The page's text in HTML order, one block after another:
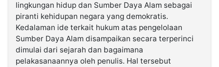
lingkungan hidup dan Sumber Daya Alam sebagai
piranti kehidupan negara yang demokratis.
Kedalaman ide terkait hukum atas pengelolaan
Sumber Daya Alam disampaikan secara terperinci
dimulai dari sejarah dan bagaimana
pelakasanaannya oleh penulis. Hal tersebut